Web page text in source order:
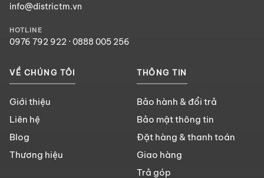
info@districtm.vn
HOTLINE
0976 792 922 · 0888 005 256
VỀ CHÚNG TÔI
Giới thiệu
Liên hệ
Blog
Thương hiệu
THÔNG TIN
Bảo hành & đổi trả
Bảo mật thông tin
Đặt hàng & thanh toán
Giao hàng
Trả góp